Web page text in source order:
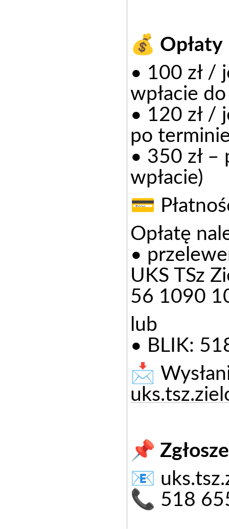
💰 Opłaty
• 100 zł /
wpłacie
• 120 zł /
po
• 350 zł
wpłacie)
💳
Opłatę
•
UKS TSz
56 1090
lub
• BLIK:
📩
📌
📧
📞 518